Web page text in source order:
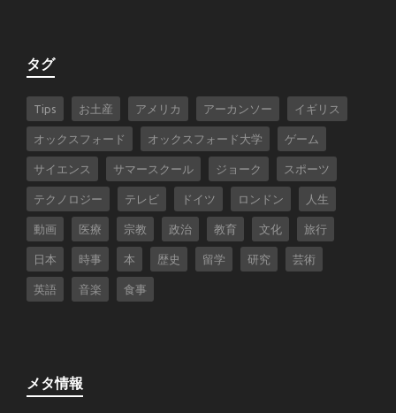
タグ
Tips お土産 アメリカ アーカンソー イギリス
オックスフォード オックスフォード大学 ゲーム
サイエンス サマースクール ジョーク スポーツ
テクノロジー テレビ ドイツ ロンドン 人生
動画 医療 宗教 政治 教育 文化 旅行
日本 時事 本 歴史 留学 研究 芸術
英語 音楽 食事
メタ情報